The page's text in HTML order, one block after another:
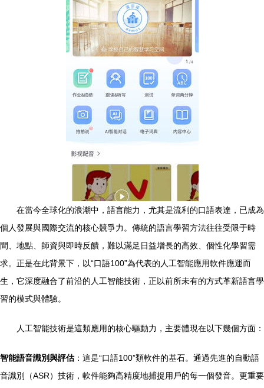
在當今全球化的浪潮中，語言能力，尤其是流利的口語表達，已成為
個人發展與國際交流的核心競爭力。傳統的語言學習方法往往受限于時
間、地點、師資與即時反饋，難以滿足日益增長的高效、個性化學習需
求。正是在此背景下，以“口語100”為代表的人工智能應用軟件應運而
生，它深度融合了前沿的人工智能技術，正以前所未有的方式革新語言學
習的模式與體驗。
人工智能技術是這類應用的核心驅動力，主要體現在以下幾個方面：
智能語音識別與評估：這是“口語100”類軟件的基石。通過先進的自動語
音識別（ASR）技術，軟件能夠高精度地捕捉用戶的每一個發音。更重要